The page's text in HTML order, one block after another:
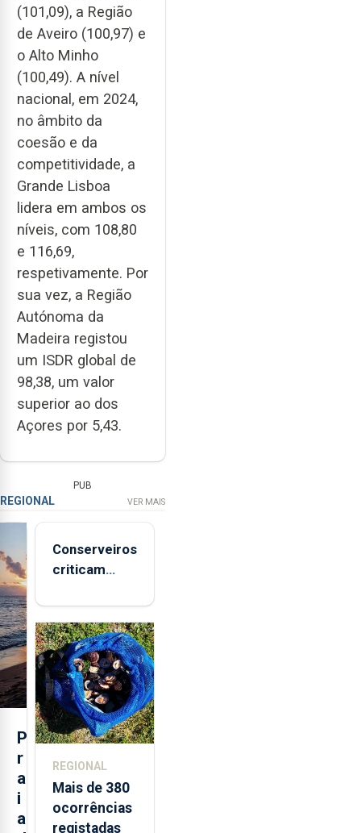
(101,09), a Região
de Aveiro (100,97) e
o Alto Minho
(100,49). A nível
nacional, em 2024,
no âmbito da
coesão e da
competitividade, a
Grande Lisboa
lidera em ambos os
níveis, com 108,80
e 116,69,
respetivamente. Por
sua vez, a Região
Autónoma da
Madeira registou
um ISDR global de
98,38, um valor
superior ao dos
Açores por 5,43.
PUB
REGIONAL VER MAIS
P
r
a
i
a
Conserveiros
criticam
brancas com
selo Marca
Açores
REGIONAL
Mais de 380
ocorrências
registadas